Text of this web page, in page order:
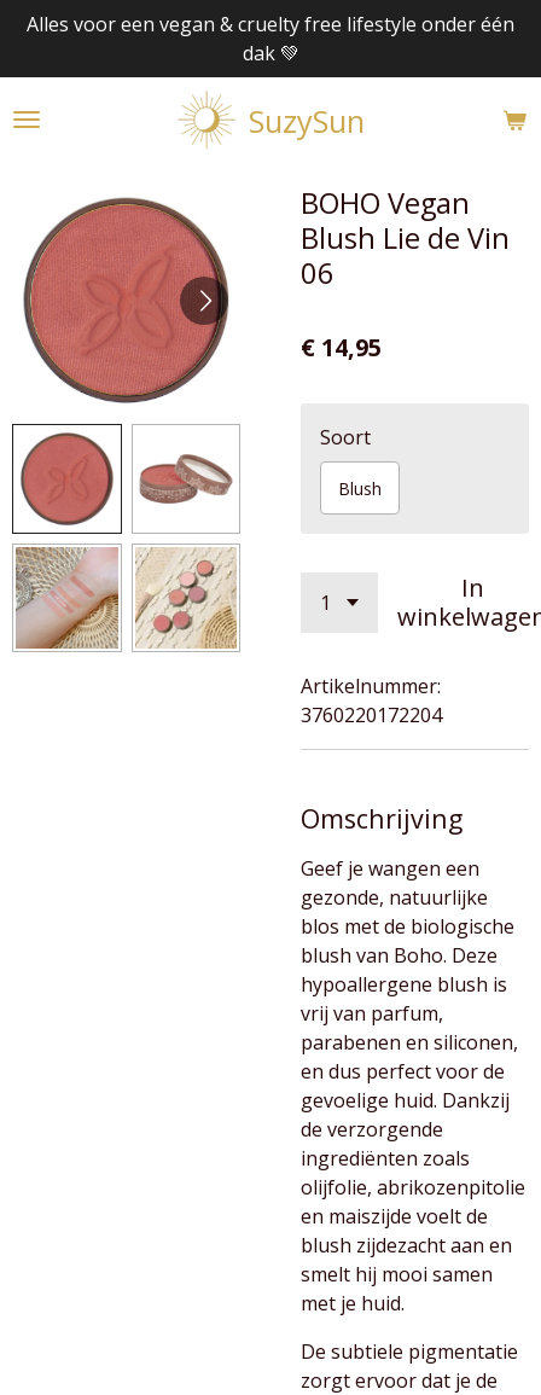
Ga
naar
de
SuzySun
Alles voor een vegan & cruelty free lifestyle onder één
dak 💚
BOHO Vegan
Blush Lie de Vin
06
€ 14,95
Soort
Blush
In
Artikelnummer:
3760220172204
Omschrijving
Geef je wangen een
gezonde, natuurlijke
blos met de biologische
blush van Boho. Deze
hypoallergene blush is
vrij van parfum,
parabenen en siliconen,
en dus perfect voor de
gevoelige huid. Dankzij
de verzorgende
ingrediënten zoals
olijfolie, abrikozenpitolie
en maiszijde voelt de
blush zijdezacht aan en
smelt hij mooi samen
met je huid.
De subtiele pigmentatie
zorgt ervoor dat je de